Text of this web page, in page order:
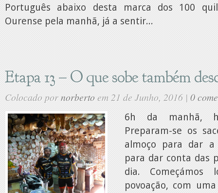
Português abaixo desta marca dos 100
Ourense pela manhã, já a sentir...
Etapa 13 – O que sobe também
Colocado pornorberto em 21 de Junho, 2016 | 0
6h da manhã,
Preparam-se os
almoço para dar a
para dar conta das
dia.
povoação, com